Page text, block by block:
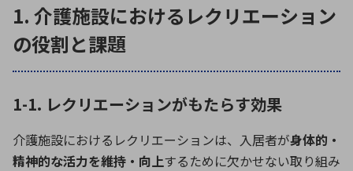
1. 介護施設におけるレクリエーション
の役割と課題
1-1. レクリエーションがもたらす効果
介護施設におけるレクリエーションは、入居者が身体的・
精神的な活力を維持・向上するために欠かせない取り組み